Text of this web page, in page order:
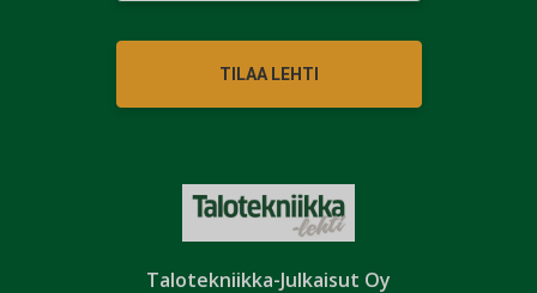
Talotekniikka-Julkaisut Oy
TILAA LEHTI